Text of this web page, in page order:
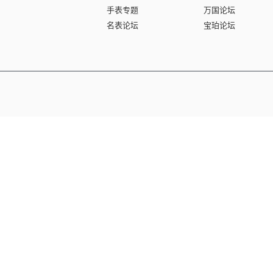
手表专题
名表论坛
万国论坛
宝珀论坛